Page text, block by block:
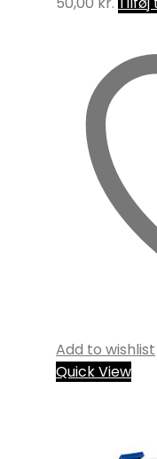
Add to wishlist
Quick View